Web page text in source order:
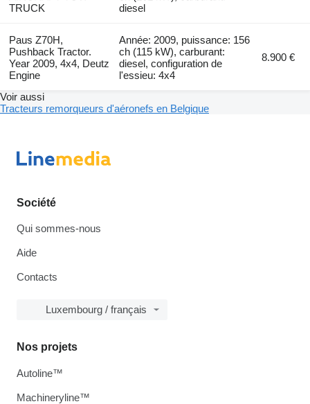
TRUCK
diesel
Paus Z70H,
Pushback Tractor.
Year 2009, 4x4, Deutz
Engine
Année: 2009, puissance: 156
ch (115 kW), carburant:
diesel, configuration de
l'essieu: 4x4
8.900 €
Voir aussi
Tracteurs remorqueurs d'aéronefs en Belgique
Société
Qui sommes-nous
Aide
Contacts
Luxembourg / français
Nos projets
Autoline™
Machineryline™